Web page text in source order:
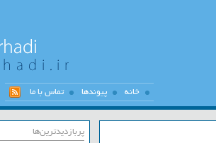
خانه پیوندها تماس با ما
پربازدیدترین‌ها